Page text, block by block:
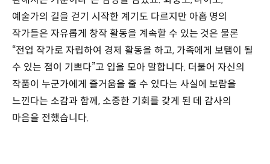
예술가의 길을 걷기 시작한 계기도 다르지만 아홉 명의
작가들은 자유롭게 창작 활동을 계속할 수 있는 것은 물론
“전업 작가로 자립하여 경제 활동을 하고, 가족에게 보탬이 될
수 있는 점이 기쁘다”고 입을 모아 말합니다. 더불어 자신의
작품이 누군가에게 즐거움을 줄 수 있다는 사실에 보람을
느낀다는 소감과 함께, 소중한 기회를 갖게 된 데 감사의
마음을 전했습니다.